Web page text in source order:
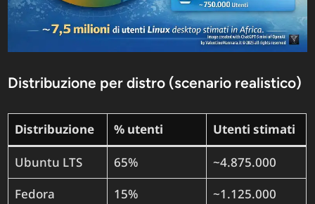
Distribuzione per distro (scenario realistico)
Distribuzione % utenti Utenti stimati
Ubuntu LTS 65%
~4.875.000
Fedora
15%
~1.125.000